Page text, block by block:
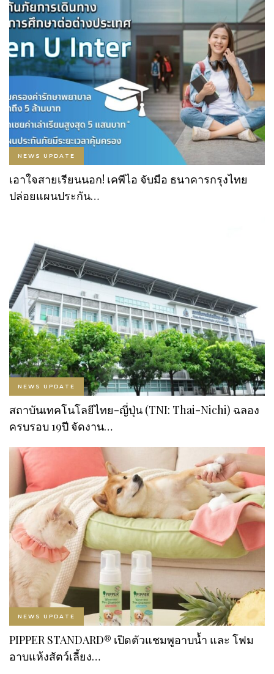
NEWS UPDATE
เอาใจสายเรียนนอก! เคพีไอ จับมือ ธนาคารกรุงไทย
ปล่อยแผนประกัน…
NEWS UPDATE
สถาบันเทคโนโลยีไทย-ญี่ปุ่น (TNI: Thai-Nichi) ฉลอง
ครบรอบ 19ปี จัดงาน…
NEWS UPDATE
PIPPER STANDARD® เปิดตัวแชมพูอาบน้ำ และ โฟม
อาบแห้งสัตว์เลี้ยง…